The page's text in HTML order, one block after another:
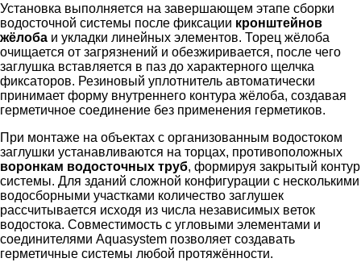
Установка выполняется на завершающем этапе сборки
водосточной системы после фиксации кронштейнов
жёлоба и укладки линейных элементов. Торец жёлоба
очищается от загрязнений и обезжиривается, после чего
заглушка вставляется в паз до характерного щелчка
фиксаторов. Резиновый уплотнитель автоматически
принимает форму внутреннего контура жёлоба, создавая
герметичное соединение без применения герметиков.
При монтаже на объектах с организованным водостоком
заглушки устанавливаются на торцах, противоположных
воронкам водосточных труб, формируя закрытый контур
системы. Для зданий сложной конфигурации с несколькими
водосборными участками количество заглушек
рассчитывается исходя из числа независимых веток
водостока. Совместимость с угловыми элементами и
соединителями Aquasystem позволяет создавать
герметичные системы любой протяжённости.